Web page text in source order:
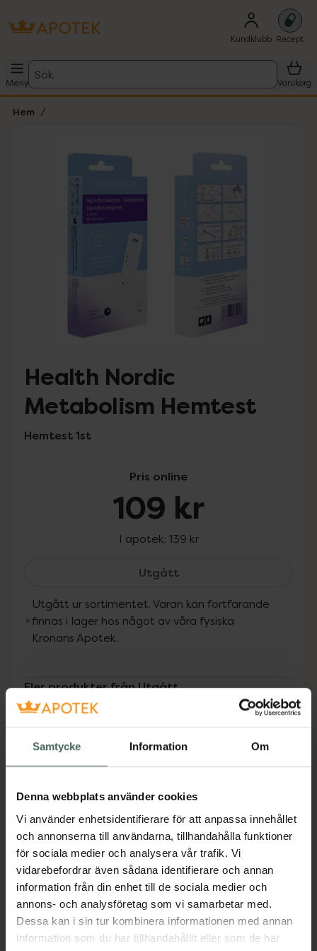
Samtycke Information Om
Denna webbplats använder cookies
Vi använder enhetsidentifierare för att anpassa innehållet
och annonserna till användarna, tillhandahålla funktioner
för sociala medier och analysera vår trafik. Vi
vidarebefordrar även sådana identifierare och annan
information från din enhet till de sociala medier och
annons- och analysföretag som vi samarbetar med.
Dessa kan i sin tur kombinera informationen med annan
information som du har tillhandahållit eller som de har
Kundklubb Recept
Meny
Sök
Varukorg
Hem
Lista: . Innehåller 1 objekt.
Hoppa över Lista
Health Nordic
Metabolism Hemtest
Hemtest 1st
Pris online
109 kr
I apotek: 139 kr
UtgåttHealth Nordic
Utgått ur sortimentet. Varan kan fortfarande
finnas i lager hos något av våra fysiska
Kronans Apotek.
Fler produkter från Utgått
Aktuella erbjudanden
Beskrivning Dölj
Tillverkaren garanterar genom
CE-märkning att produkten är
säker att använda och uppfyller
gällande krav.
Health Nordics Metabolism Hemtest är ett
snabbt och pålitligt test för att mäta din
sköldkörtelfunktion hemma. Testet ger
resultat inom 15 minuter och hjälper dig att
förstå om din sköldkörtel fungerar som den